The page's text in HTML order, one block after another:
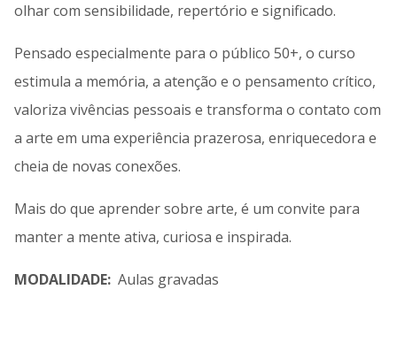
olhar com sensibilidade, repertório e significado.
Pensado especialmente para o público 50+, o curso
estimula a memória, a atenção e o pensamento crítico,
valoriza vivências pessoais e transforma o contato com
a arte em uma experiência prazerosa, enriquecedora e
cheia de novas conexões.
Mais do que aprender sobre arte, é um convite para
manter a mente ativa, curiosa e inspirada.
MODALIDADE: Aulas gravadas